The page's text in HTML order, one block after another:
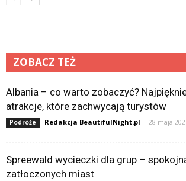
ZOBACZ TEŻ
Albania – co warto zobaczyć?
atrakcje, które zachwycają turystów
Podróże Redakcja BeautifulNight.pl - 28 maja
Spreewald wycieczki dla grup –
zatłoczonych miast